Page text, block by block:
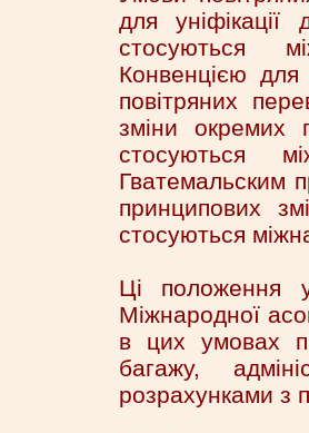
для
стосуються
Конвенцією для
повітряних
зміни окремих
стосуються
Гватемальским
принципових
стосуються
Ці положення
Міжнародної
в цих умовах
багажу,
розрахунками з